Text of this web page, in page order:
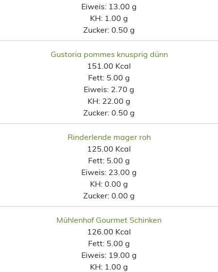
Eiweis: 13.00 g
KH: 1.00 g
Zucker: 0.50 g
Gustoria pommes knusprig dünn
151.00 Kcal
Fett: 5.00 g
Eiweis: 2.70 g
KH: 22.00 g
Zucker: 0.50 g
Rinderlende mager roh
125.00 Kcal
Fett: 5.00 g
Eiweis: 23.00 g
KH: 0.00 g
Zucker: 0.00 g
Mühlenhof Gourmet Schinken
126.00 Kcal
Fett: 5.00 g
Eiweis: 19.00 g
KH: 1.00 g